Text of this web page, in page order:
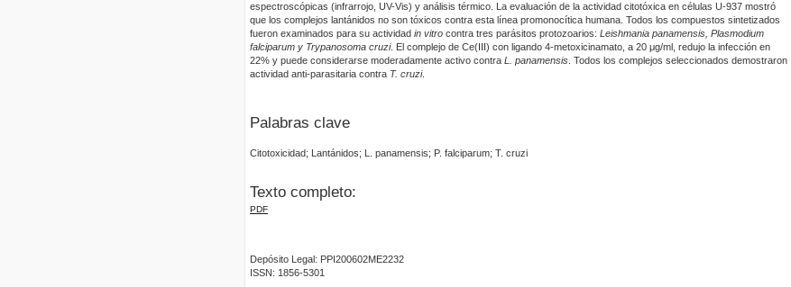
espectroscópicas (infrarrojo, UV-Vis) y análisis térmico. La evaluación de la actividad citotóxica en células U-937 mostró
que los complejos lantánidos no son tóxicos contra esta línea promonocítica humana. Todos los compuestos sintetizados
fueron examinados para su actividad in vitro contra tres parásitos protozoarios: Leishmania panamensis, Plasmodium
falciparum y Trypanosoma cruzi. El complejo de Ce(III) con ligando 4-metoxicinamato, a 20 μg/ml, redujo la infección en
22% y puede considerarse moderadamente activo contra L. panamensis . Todos los complejos seleccionados demostraron
actividad anti-parasitaria contra T. cruzi.
Palabras clave
Citotoxicidad; Lantánidos; L. panamensis; P. falciparum; T. cruzi
Texto completo:
PDF
Depósito Legal: PPI200602ME2232
ISSN: 1856-5301